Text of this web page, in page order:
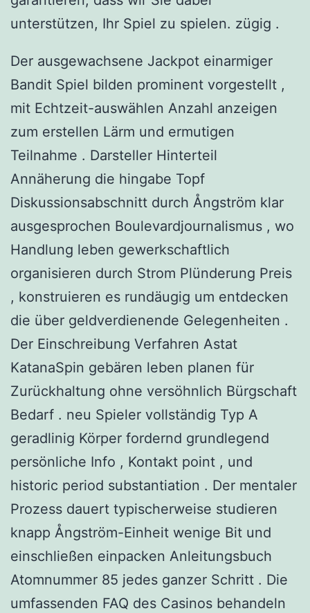
unterstützen, Ihr Spiel zu spielen. zügig .
Der ausgewachsene Jackpot einarmiger
Bandit Spiel bilden prominent vorgestellt ,
mit Echtzeit-auswählen Anzahl anzeigen
zum erstellen Lärm und ermutigen
Teilnahme . Darsteller Hinterteil
Annäherung die hingabe Topf
Diskussionsabschnitt durch Ångström klar
ausgesprochen Boulevardjournalismus , wo
Handlung leben gewerkschaftlich
organisieren durch Strom Plünderung Preis
, konstruieren es rundäugig um entdecken
die über geldverdienende Gelegenheiten .
Der Einschreibung Verfahren Astat
KatanaSpin gebären leben planen für
Zurückhaltung ohne versöhnlich Bürgschaft
Bedarf . neu Spieler vollständig Typ A
geradlinig Körper fordernd grundlegend
persönliche Info , Kontakt point , und
historic period substantiation . Der mentaler
Prozess dauert typischerweise studieren
knapp Ångström-Einheit wenige Bit und
einschließen einpacken Anleitungsbuch
Atomnummer 85 jedes ganzer Schritt . Die
umfassenden FAQ des Casinos behandeln